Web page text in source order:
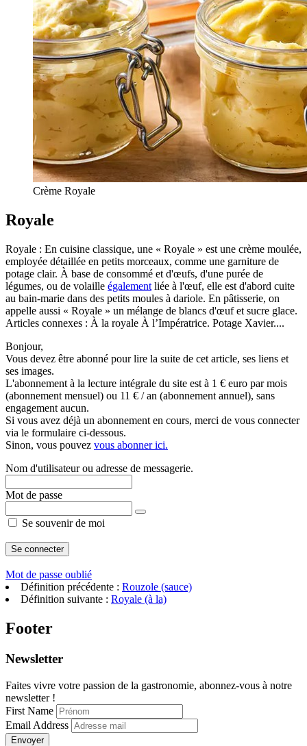
Crème Royale
Royale
Royale : En cuisine classique, une « Royale » est une crème moulée,
employée détaillée en petits morceaux, comme une garniture de
potage clair. À base de consommé et d'œufs, d'une purée de
légumes, ou de volaille également liée à l'œuf, elle est d'abord cuite
au bain-marie dans des petits moules à dariole. En pâtisserie, on
appelle aussi « Royale » un mélange de blancs d'œuf et sucre glace.
Articles connexes : À la royale À l’Impératrice. Potage Xavier....
Bonjour,
Vous devez être abonné pour lire la suite de cet article, ses liens et
ses images.
L'abonnement à la lecture intégrale du site est à 1 € euro par mois
(abonnement mensuel) ou 11 € / an (abonnement annuel), sans
engagement aucun.
Si vous avez déjà un abonnement en cours, merci de vous connecter
via le formulaire ci-dessous.
Sinon, vous pouvez vous abonner ici.
Nom d'utilisateur ou adresse de messagerie.
Mot de passe
Se souvenir de moi
Mot de passe oublié
Définition précédente : Rouzole (sauce)
Définition suivante : Royale (à la)
Footer
Newsletter
Faites vivre votre passion de la gastronomie, abonnez-vous à notre
newsletter !
First Name
Email Address
Envoyer